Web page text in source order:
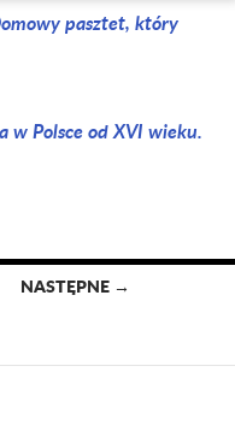
pasztet, który
w Polsce od XVI wieku.
NASTĘPNE →